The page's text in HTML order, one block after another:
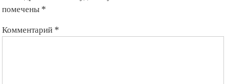
помечены *
Комментарий *